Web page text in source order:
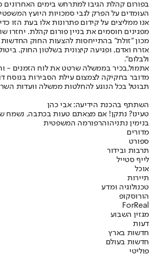
בפורום קהלת הגיבו למתרחש בימים
העומדים על הפרק לגבי סמכויות היועץ
‏אנו ממליצים על קידום פתרונות אלו בעת הזו
מפגינים חוסמים את בניין פורום קהלת. יחזרו
מכון "זולת" בהתייחסות להצעות החוק
אזרח ואדם, ופגיעה קיצונית בשלטון החוק.
ולבלום".
אתמול,בכיר בממשלה שרטט את לוח הזמנים -
מדובר בחקיקה לצמצום עילת הסבירות בנוסח
תבוטל בכל הנוגע להחלטות ממשלה וועדות
השתתף בהכנת הידיעה: אבי כהן
טעינו? נתקן! אם מצאתם טעות בכתבה, נשמח
בנימין נתניהוהרפורמה המשפטית
מדורים
ספורט
תרבות ובידור
לייף סטייל
אוכל
תיירות
טכנולוגיה ומדע
הורוסקופ
ForReal
מגזין השבוע
דעות
חדשות בארץ
חדשות בעולם
פוליטי